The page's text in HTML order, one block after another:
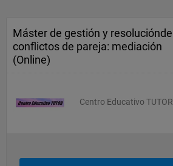
Máster de gestión y resoluciónde
conflictos de pareja: mediación
(Online)
Centro Educativo TUTOR